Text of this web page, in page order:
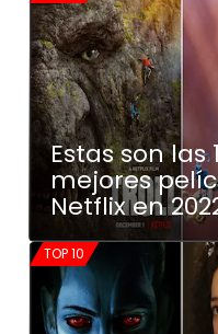
Estas son las
mejores
Netflix en
TOP 10